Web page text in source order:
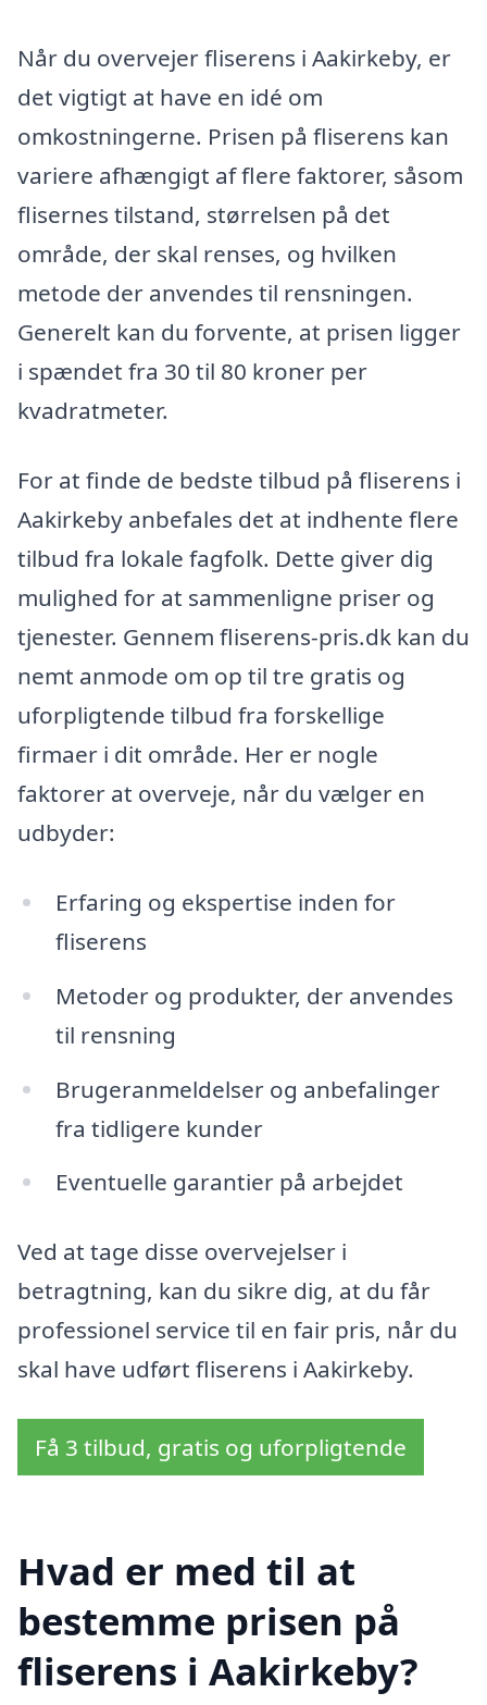
Når du overvejer fliserens i Aakirkeby, er
det vigtigt at have en idé om
omkostningerne. Prisen på fliserens kan
variere afhængigt af flere faktorer, såsom
flisernes tilstand, størrelsen på det
område, der skal renses, og hvilken
metode der anvendes til rensningen.
Generelt kan du forvente, at prisen ligger
i spændet fra 30 til 80 kroner per
kvadratmeter.
For at finde de bedste tilbud på fliserens i
Aakirkeby anbefales det at indhente flere
tilbud fra lokale fagfolk. Dette giver dig
mulighed for at sammenligne priser og
tjenester. Gennem fliserens-pris.dk kan du
nemt anmode om op til tre gratis og
uforpligtende tilbud fra forskellige
firmaer i dit område. Her er nogle
faktorer at overveje, når du vælger en
udbyder:
Erfaring og ekspertise inden for
fliserens
Metoder og produkter, der anvendes
til rensning
Brugeranmeldelser og anbefalinger
fra tidligere kunder
Eventuelle garantier på arbejdet
Ved at tage disse overvejelser i
betragtning, kan du sikre dig, at du får
professionel service til en fair pris, når du
skal have udført fliserens i Aakirkeby.
Få 3 tilbud, gratis og uforpligtende
Hvad er med til at
bestemme prisen på
fliserens i Aakirkeby?